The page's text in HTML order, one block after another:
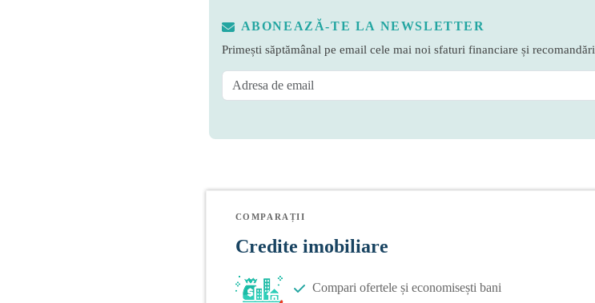
ABONEAZĂ-TE LA NEWSLETTER
Primești săptămânal pe email cele mai noi sfaturi financiare și recomandări
COMPARAȚII
Credite imobiliare
Compari ofertele și economisești bani